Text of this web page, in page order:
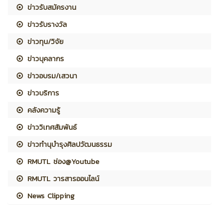
ข่าวรับสมัครงาน
ข่าวรับรางวัล
ข่าวทุน/วิจัย
ข่าวบุคลากร
ข่าวอบรม/เสวนา
ข่าวบริการ
คลังความรู้
ข่าววิเทศสัมพันธ์
ข่าวทำนุบำรุงศิลปวัฒนธรรม
RMUTL ช่อง@Youtube
RMUTL วารสารออนไลน์
News Clipping